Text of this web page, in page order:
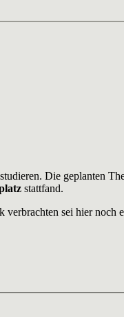
Die geplanten
stattfand.
sei hier noch